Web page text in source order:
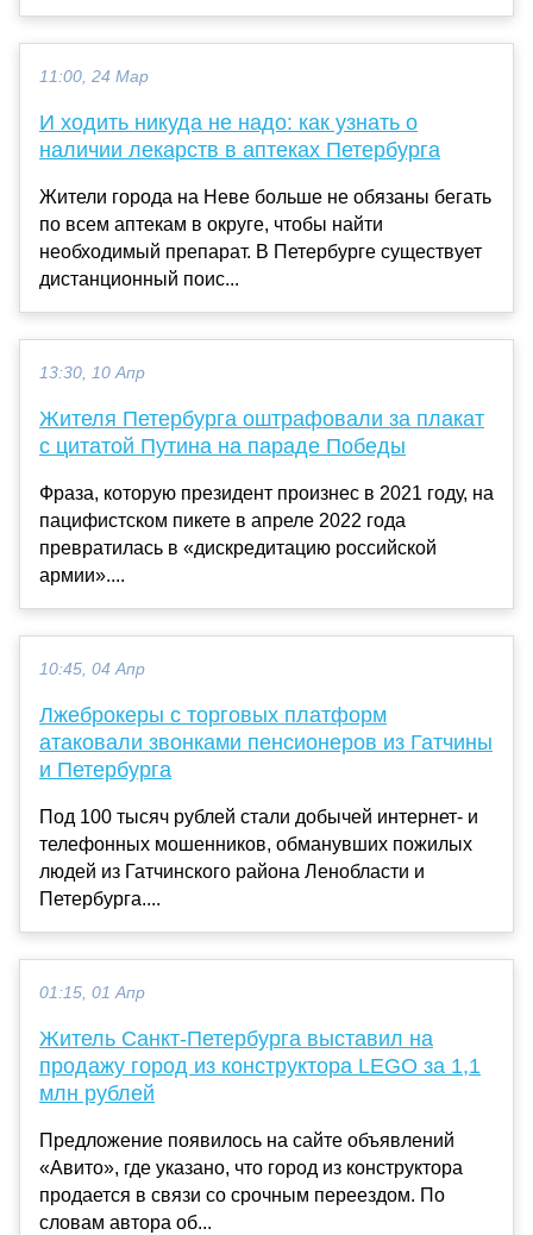
11:00, 24 Мар
И ходить никуда не надо: как узнать о
наличии лекарств в аптеках Петербурга
Жители города на Неве больше не обязаны бегать
по всем аптекам в округе, чтобы найти
необходимый препарат. В Петербурге существует
дистанционный поис...
13:30, 10 Апр
Жителя Петербурга оштрафовали за плакат
с цитатой Путина на параде Победы
Фраза, которую президент произнес в 2021 году, на
пацифистском пикете в апреле 2022 года
превратилась в «дискредитацию российской
армии»....
10:45, 04 Апр
Лжеброкеры с торговых платформ
атаковали звонками пенсионеров из Гатчины
и Петербурга
Под 100 тысяч рублей стали добычей интернет- и
телефонных мошенников, обманувших пожилых
людей из Гатчинского района Ленобласти и
Петербурга....
01:15, 01 Апр
Житель Санкт-Петербурга выставил на
продажу город из конструктора LEGO за 1,1
млн рублей
Предложение появилось на сайте объявлений
«Авито», где указано, что город из конструктора
продается в связи со срочным переездом. По
словам автора об...